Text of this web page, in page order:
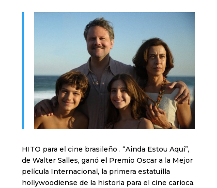
HITO para el cine brasileño . “Ainda Estou Aqui”,
de Walter Salles, ganó el Premio Oscar a la Mejor
película Internacional, la primera estatuilla
hollywoodiense de la historia para el cine carioca.